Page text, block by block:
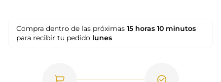
Compra dentro de las próximas 15 horas 10 minutos
para recibir tu pedido lunes